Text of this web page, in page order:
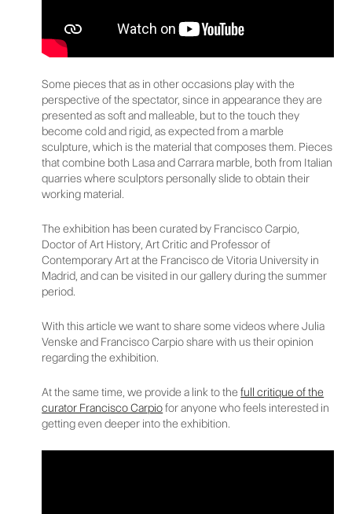
Some pieces that as in other occasions play with the
perspective of the spectator, since in appearance they are
presented as soft and malleable, but to the touch they
become cold and rigid, as expected from a marble
sculpture, which is the material that composes them. Pieces
that combine both Lasa and Carrara marble, both from Italian
quarries where sculptors personally slide to obtain their
working material.
The exhibition has been curated by Francisco Carpio,
Doctor of Art History, Art Critic and Professor of
Contemporary Art at the Francisco de Vitoria University in
Madrid, and can be visited in our gallery during the summer
period.
With this article we want to share some videos where Julia
Venske and Francisco Carpio share with us their opinion
regarding the exhibition.
At the same time, we provide a link to thefull critique of the
curator Francisco Carpiofor anyone who feels interested in
getting even deeper into the exhibition.